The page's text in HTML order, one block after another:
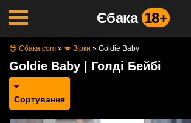
Єбака 18+
😎 Єбака.com » 💋 Зірки » Goldie Baby
Goldie Baby | Голді Бейбі
Сортування